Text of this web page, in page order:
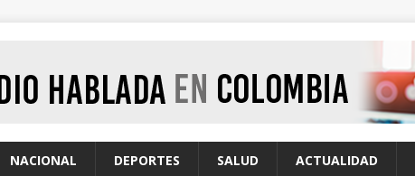
NACIONAL DEPORTES SALUD ACTUALIDAD